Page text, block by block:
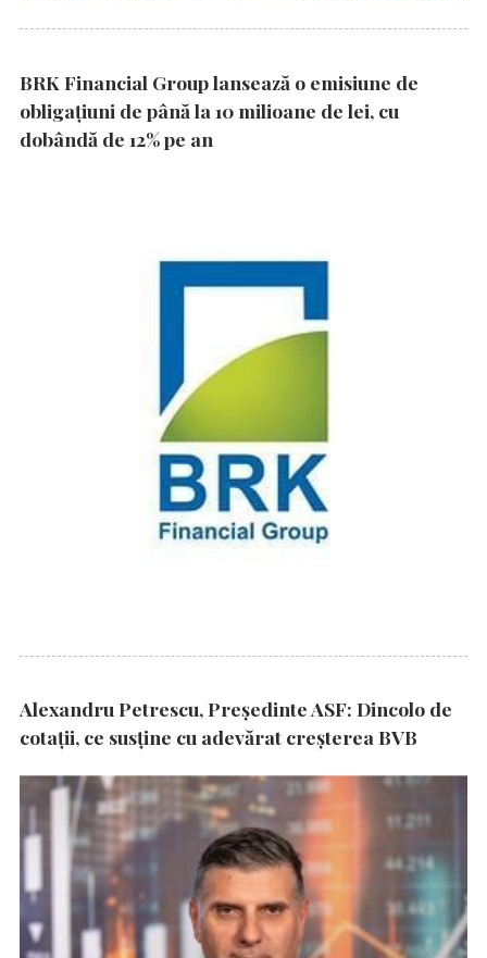
BRK Financial Group lansează o emisiune de
obligațiuni de până la 10 milioane de lei, cu
dobândă de 12% pe an
Alexandru Petrescu, Președinte ASF: Dincolo de
cotații, ce susține cu adevărat creșterea BVB